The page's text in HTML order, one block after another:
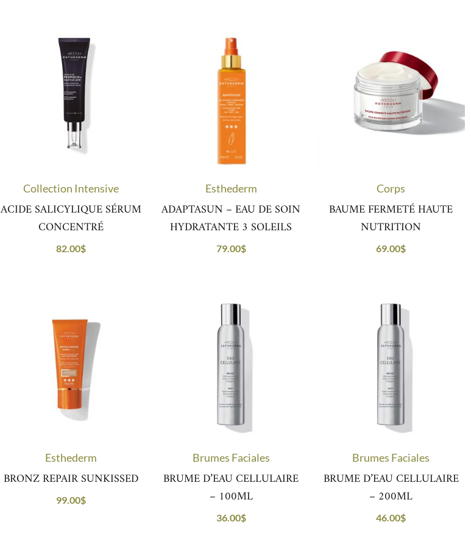
Collection Intensive
ACIDE SALICYLIQUE SÉRUM
CONCENTRÉ
82.00$
Esthederm
ADAPTASUN – EAU DE SOIN
HYDRATANTE 3 SOLEILS
79.00$
Corps
BAUME FERMETÉ HAUTE
NUTRITION
69.00$
Esthederm
BRONZ REPAIR SUNKISSED
99.00$
Brumes Faciales
BRUME D’EAU CELLULAIRE
– 100ML
36.00$
Brumes Faciales
BRUME D’EAU CELLULAIRE
– 200ML
46.00$